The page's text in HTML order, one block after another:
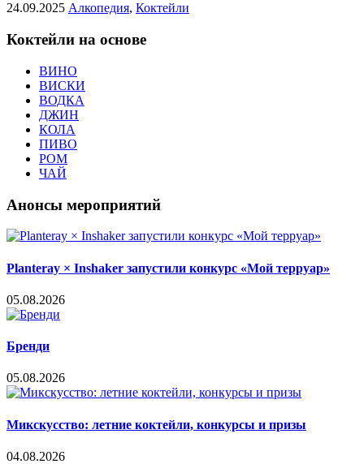
24.09.2025 Алкопедия, Коктейли
Коктейли на основе
ВИНО
ВИСКИ
ВОДКА
ДЖИН
КОЛА
ПИВО
РОМ
ЧАЙ
Анонсы мероприятий
Planteray × Inshaker запустили конкурс «Мой терруар»
05.08.2026
Бренди
05.08.2026
Микскусство: летние коктейли, конкурсы и призы
04.08.2026